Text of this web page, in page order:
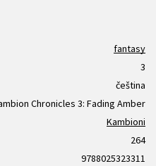
fantasy
3
čeština
Chronicles 3: Fading Amber
Kambioni
264
9788025323311